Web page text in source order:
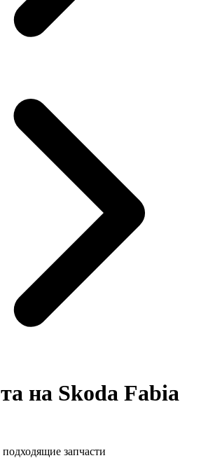
на Skoda Fabia
запчасти